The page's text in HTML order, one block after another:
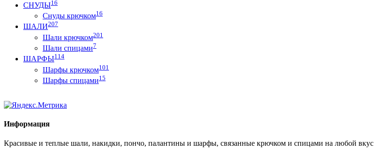
СНУДЫ16
Снуды крючком16
ШАЛИ207
Шали крючком201
Шали спицами7
ШАРФЫ114
Шарфы крючком101
Шарфы спицами15
Информация
Красивые и теплые шали, накидки, пончо, палантины и шарфы, связанные крючком и спицами на любой вкус